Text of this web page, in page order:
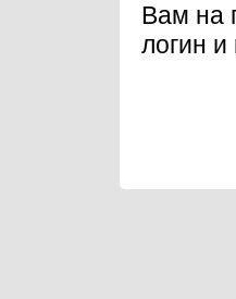
Вам на
логин и